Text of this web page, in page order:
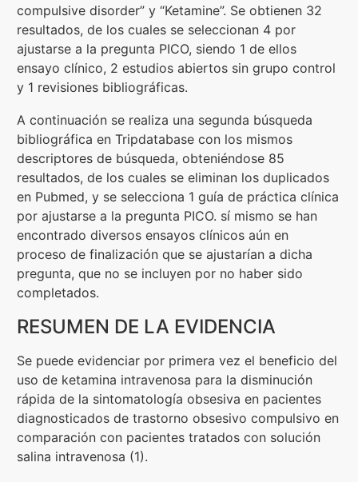
compulsive disorder” y “Ketamine”. Se obtienen 32
resultados, de los cuales se seleccionan 4 por
ajustarse a la pregunta PICO, siendo 1 de ellos
ensayo clínico, 2 estudios abiertos sin grupo control
y 1 revisiones bibliográficas.
A continuación se realiza una segunda búsqueda
bibliográfica en Tripdatabase con los mismos
descriptores de búsqueda, obteniéndose 85
resultados, de los cuales se eliminan los duplicados
en Pubmed, y se selecciona 1 guía de práctica clínica
por ajustarse a la pregunta PICO. sí mismo se han
encontrado diversos ensayos clínicos aún en
proceso de finalización que se ajustarían a dicha
pregunta, que no se incluyen por no haber sido
completados.
RESUMEN DE LA EVIDENCIA
Se puede evidenciar por primera vez el beneficio del
uso de ketamina intravenosa para la disminución
rápida de la sintomatología obsesiva en pacientes
diagnosticados de trastorno obsesivo compulsivo en
comparación con pacientes tratados con solución
salina intravenosa (1).